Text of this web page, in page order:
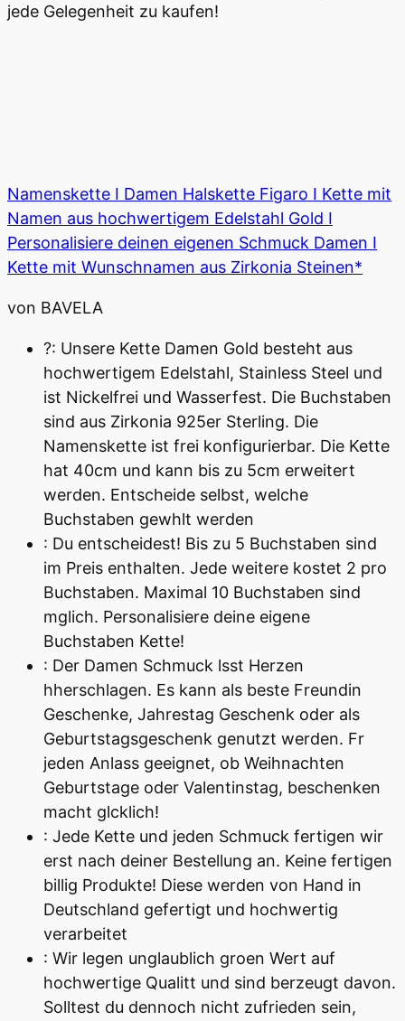
jede Gelegenheit zu kaufen!
Namenskette I Damen Halskette Figaro I Kette mit
Namen aus hochwertigem Edelstahl Gold I
Personalisiere deinen eigenen Schmuck Damen I
Kette mit Wunschnamen aus Zirkonia Steinen*
von BAVELA
?: Unsere Kette Damen Gold besteht aus
hochwertigem Edelstahl, Stainless Steel und
ist Nickelfrei und Wasserfest. Die Buchstaben
sind aus Zirkonia 925er Sterling. Die
Namenskette ist frei konfigurierbar. Die Kette
hat 40cm und kann bis zu 5cm erweitert
werden. Entscheide selbst, welche
Buchstaben gewhlt werden
: Du entscheidest! Bis zu 5 Buchstaben sind
im Preis enthalten. Jede weitere kostet 2 pro
Buchstaben. Maximal 10 Buchstaben sind
mglich. Personalisiere deine eigene
Buchstaben Kette!
: Der Damen Schmuck lsst Herzen
hherschlagen. Es kann als beste Freundin
Geschenke, Jahrestag Geschenk oder als
Geburtstagsgeschenk genutzt werden. Fr
jeden Anlass geeignet, ob Weihnachten
Geburtstage oder Valentinstag, beschenken
macht glcklich!
: Jede Kette und jeden Schmuck fertigen wir
erst nach deiner Bestellung an. Keine fertigen
billig Produkte! Diese werden von Hand in
Deutschland gefertigt und hochwertig
verarbeitet
: Wir legen unglaublich groen Wert auf
hochwertige Qualitt und sind berzeugt davon.
Solltest du dennoch nicht zufrieden sein,